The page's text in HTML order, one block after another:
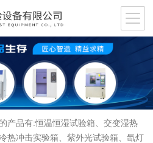
产品有:恒温恒湿试验箱、交变湿热
热冲击实验箱、紫外光试验箱、氙灯